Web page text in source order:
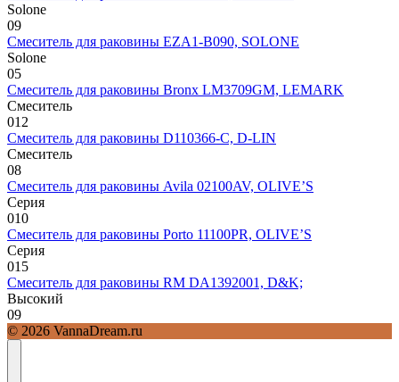
Solone
09
Смеситель для раковины EZA1-B090, SOLONE
Solone
05
Смеситель для раковины Bronx LM3709GM, LEMARK
Смеситель
012
Смеситель для раковины D110366-С, D-LIN
Смеситель
08
Смеситель для раковины Avila 02100AV, OLIVE’S
Серия
010
Смеситель для раковины Porto 11100PR, OLIVE’S
Серия
015
Смеситель для раковины RM DA1392001, D&K;
Высокий
09
© 2026 VannaDream.ru